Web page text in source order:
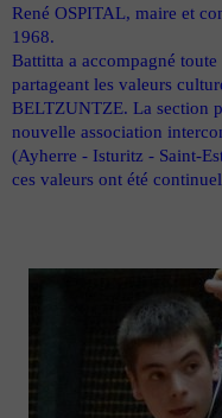
René OSPITAL, maire et
1968.
Battitta a accompagné
partageant les valeurs
BELTZUNTZE. La section
nouvelle association
(Ayherre - Isturitz - Saint-
ces valeurs ont été